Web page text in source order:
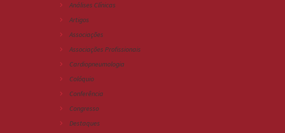
Análises Clínicas
Artigos
Associações
Associações Profissionais
Cardiopneumologia
Colóquio
Conferência
Congresso
Destaques